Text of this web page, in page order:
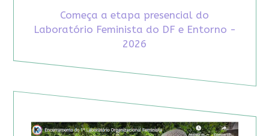
Começa a etapa presencial do
Laboratório Feminista do DF e Entorno -
2026